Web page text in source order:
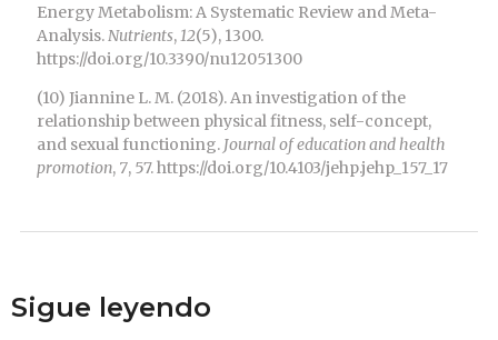
Energy Metabolism: A Systematic Review and Meta-
Analysis. Nutrients, 12(5), 1300.
https://doi.org/10.3390/nu12051300
(10) Jiannine L. M. (2018). An investigation of the
relationship between physical fitness, self-concept,
and sexual functioning. Journal of education and health
promotion, 7, 57. https://doi.org/10.4103/jehp.jehp_157_17
Sigue leyendo